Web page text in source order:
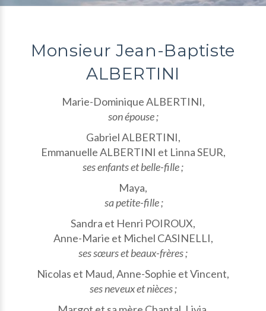
Monsieur Jean-Baptiste
ALBERTINI
Marie-Dominique ALBERTINI,
son épouse ;
Gabriel ALBERTINI,
Emmanuelle ALBERTINI et Linna SEUR,
ses enfants et belle-fille ;
Maya,
sa petite-fille ;
Sandra et Henri POIROUX,
Anne-Marie et Michel CASINELLI,
ses sœurs et beaux-frères ;
Nicolas et Maud, Anne-Sophie et Vincent,
ses neveux et nièces ;